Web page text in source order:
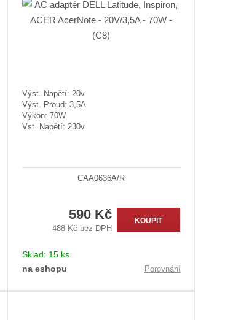
p
s
p
i
s
Výst. Napětí: 20v
Výst. Proud: 3,5A
Výkon: 70W
Vst. Napětí: 230v
CAA0636A/R
590 Kč
488 Kč bez DPH
KOUPIT
Sklad: 15 ks
na eshopu
Porovnání